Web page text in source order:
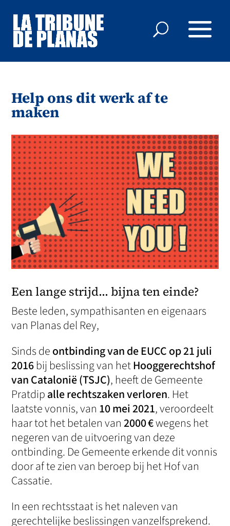
Help ons dit werk af te
maken
Een lange strijd… bijna ten einde?
Beste leden, sympathisanten en eigenaars
van Planas del Rey,
Sinds deontbinding van de EUCC op 21 juli
2016bij beslissing van hetHooggerechtshof
van Catalonië (TSJC), heeft de Gemeente
Pratdipalle rechtszaken verloren. Het
laatste vonnis, van 10 mei 2021, veroordeelt
haar tot het betalen van2000 €wegens het
negeren van de uitvoering van deze
ontbinding. De Gemeente erkende dit vonnis
door af te zien van beroep bij het Hof van
Cassatie.
In een rechtsstaat is het naleven van
gerechtelijke beslissingen vanzelfsprekend.